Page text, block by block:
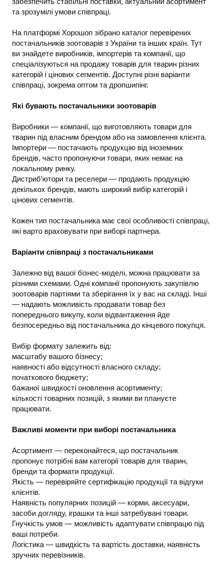
та зрозумілі умови співпраці.
На платформі Хорошоп зібрано каталог перевірених
постачальників зоотоварів з України та інших країн. Тут
ви знайдете виробників, імпортерів та компанії, що
спеціалізуються на продажу товарів для тварин різних
категорій і цінових сегментів. Доступні різні варіанти
співпраці, зокрема оптом та дропшипінг.
Які бувають постачальники зоотоварів
Виробники — компанії, що виготовляють товари для
тварин під власним брендом або на замовлення клієнта.
Імпортери — постачають продукцію від іноземних
брендів, часто пропонуючи товари, яких немає на
локальному ринку.
Дистриб’ютори та реселери — продають продукцію
декількох брендів, мають широкий вибір категорій і
цінових сегментів.
Кожен тип постачальника має свої особливості співпраці,
які варто враховувати при виборі партнера.
Варіанти співпраці з постачальниками
Залежно від вашої бізнес-моделі, можна працювати за
різними схемами. Одні компанії пропонують закупівлю
зоотоварів партіями та зберігання їх у вас на складі. Інші
— надають можливість продавати товар без
попереднього викупу, коли відвантаження йде
безпосередньо від постачальника до кінцевого покупця.
Вибір формату залежить від:
масштабу вашого бізнесу;
наявності або відсутності власного складу;
початкового бюджету;
бажаної швидкості оновлення асортименту;
кількості товарних позицій, з якими ви плануєте
працювати.
Важливі моменти при виборі постачальника
Асортимент — переконайтеся, що постачальник
пропонує потрібні вам категорії товарів для тварин,
бренди та формати продукції.
Якість — перевіряйте сертифікацію продукції та відгуки
клієнтів.
Наявність популярних позицій — корми, аксесуари,
засоби догляду, іграшки та інші затребувані товари.
Гнучкість умов — можливість адаптувати співпрацю під
ваші потреби.
Логістика — швидкість та вартість доставки, наявність
зручних перевізників.